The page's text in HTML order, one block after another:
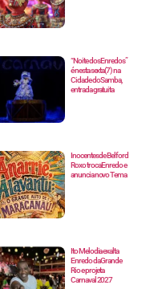
“Noite dos Enredos”
é nesta sexta(7) na
Cidade do Samba,
entrada gratuita
Inocentes de Belford
Roxo troca Enredo e
anuncia novo Tema
Ito Melodia exalta
Enredo da Grande
Rio e projeta
Carnaval 2027